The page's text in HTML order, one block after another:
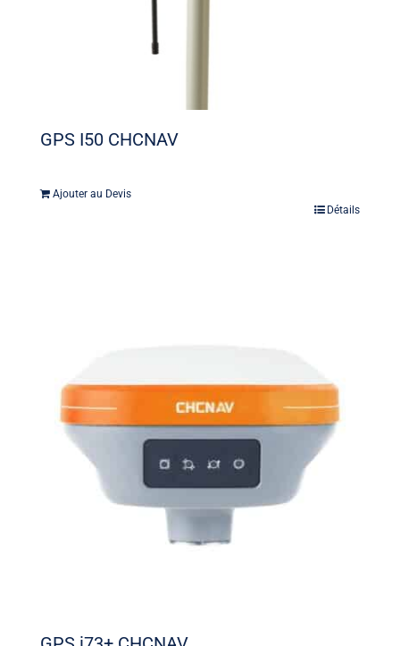
GPS I50 CHCNAV
Ajouter au Devis
Détails